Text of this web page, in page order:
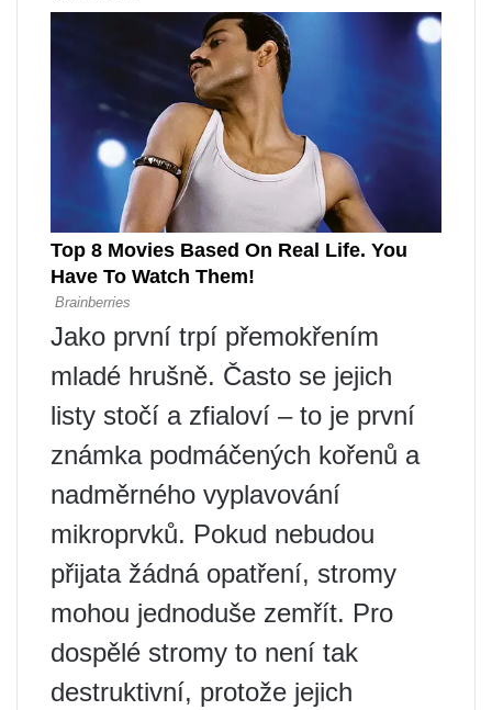
Jako první trpí přemokřením
mladé hrušně. Často se jejich
listy stočí a zfialoví – to je první
známka podmáčených kořenů a
nadměrného vyplavování
mikroprvků. Pokud nebudou
přijata žádná opatření, stromy
mohou jednoduše zemřít. Pro
dospělé stromy to není tak
destruktivní, protože jejich